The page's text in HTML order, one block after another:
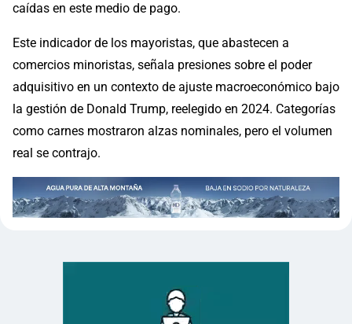
caídas en este medio de pago.
Este indicador de los mayoristas, que abastecen a
comercios minoristas, señala presiones sobre el poder
adquisitivo en un contexto de ajuste macroeconómico bajo
la gestión de Donald Trump, reelegido en 2024. Categorías
como carnes mostraron alzas nominales, pero el volumen
real se contrajo.